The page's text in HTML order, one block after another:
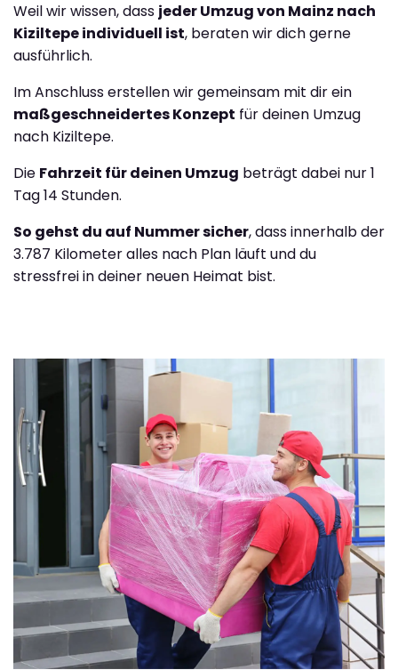
Weil wir wissen, dass jeder Umzug von Mainz nach
Kiziltepe individuell ist, beraten wir dich gerne
ausführlich.
Im Anschluss erstellen wir gemeinsam mit dir ein
maßgeschneidertes Konzept für deinen Umzug
nach Kiziltepe.
Die Fahrzeit für deinen Umzug beträgt dabei nur 1
Tag 14 Stunden.
So gehst du auf Nummer sicher, dass innerhalb der
3.787 Kilometer alles nach Plan läuft und du
stressfrei in deiner neuen Heimat bist.